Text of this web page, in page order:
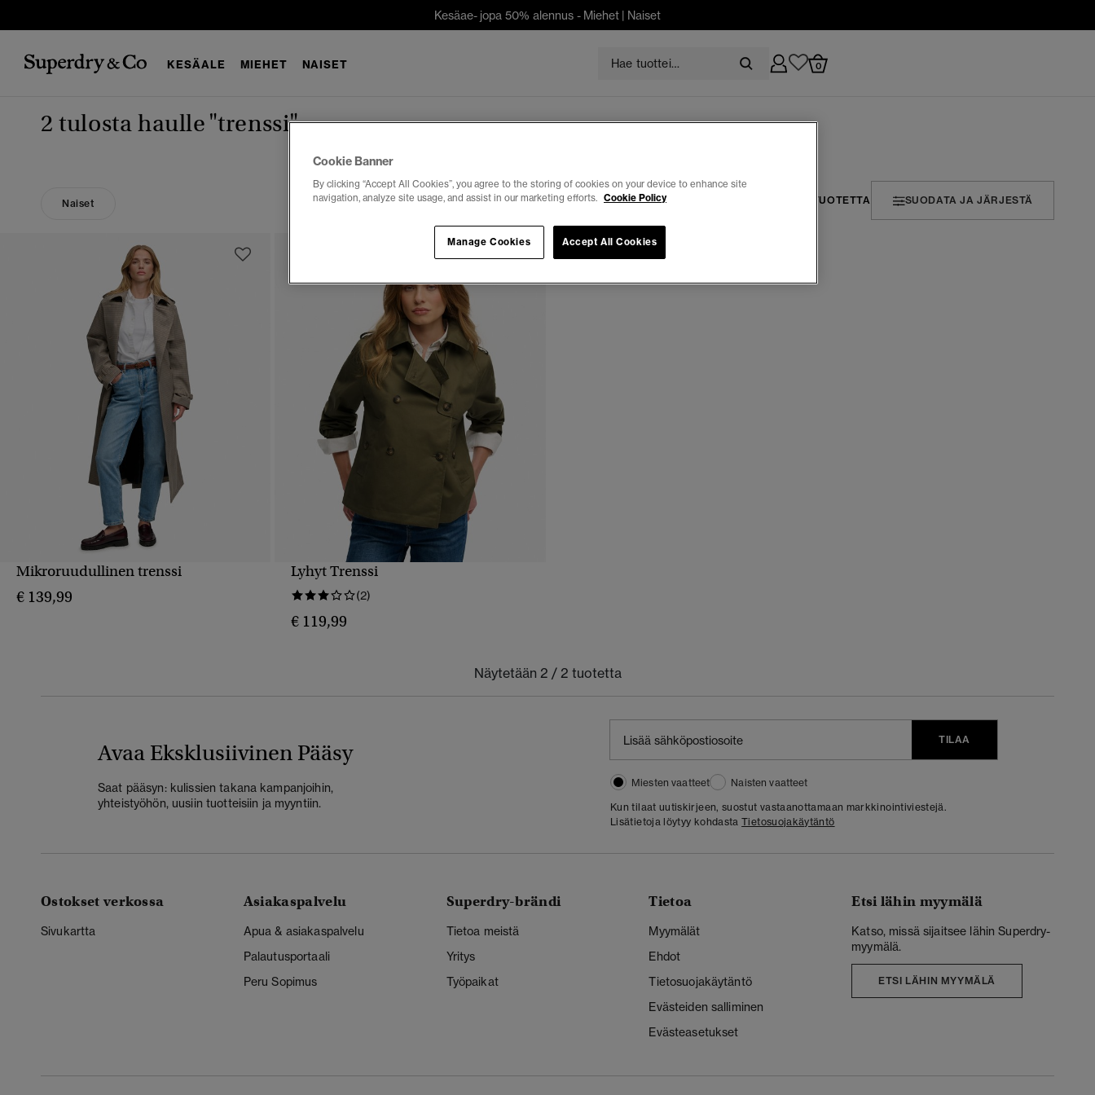
Kesäae- jopa 50% alennus - Miehet | Naiset
KESÄALE MIEHET NAISET 0
2 tulosta haulle "trenssi"
Naiset 2 TUOTETTA SUODATA JA JÄRJESTÄ
Mikroruudullinen trenssi
€ 139,99
Lyhyt Trenssi
(2)
€ 119,99
Näytetään 2 / 2 tuotetta
Avaa Eksklusiivinen Pääsy
Saat pääsyn: kulissien takana kampanjoihin,
yhteistyöhön, uusiin tuotteisiin ja myyntiin.
TILAA
Miesten vaatteet
Naisten vaatteet
Kun tilaat uutiskirjeen, suostut vastaanottamaan markkinointiviestejä.
Lisätietoja löytyy kohdastaTietosuojakäytäntö
Ostokset verkossa
Sivukartta
Asiakaspalvelu
Apua & asiakaspalvelu
Palautusportaali
Peru Sopimus
Superdry-brändi
Tietoa meistä
Yritys
Työpaikat
Tietoa
Myymälät
Ehdot
Tietosuojakäytäntö
Evästeiden salliminen
Evästeasetukset
Etsi lähin myymälä
Katso, missä sijaitsee lähin Superdry-
myymälä.
ETSI LÄHIN MYYMÄLÄ
Cookie Banner
By clicking “Accept All Cookies”, you agree to the storing of cookies on your device to enhance site
navigation, analyze site usage, and assist in our marketing efforts. Cookie Policy
Accept All Cookies
Manage Cookies